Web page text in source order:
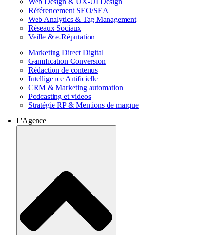
Référencement SEO/SEA
Web Analytics & Tag Management
Réseaux Sociaux
Veille & e-Réputation
Marketing Direct Digital
Gamification Conversion
Rédaction de contenus
Intelligence Artificielle
CRM & Marketing automation
Podcasting et videos
Stratégie RP & Mentions de marque
L'Agence